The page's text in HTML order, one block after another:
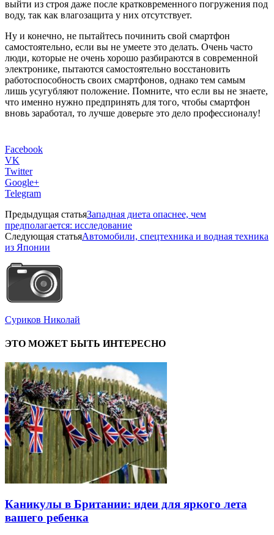
выйти из строя даже после кратковременного погружения под
воду, так как влагозащита у них отсутствует.
Ну и конечно, не пытайтесь починить свой смартфон
самостоятельно, если вы не умеете это делать. Очень часто
люди, которые не очень хорошо разбираются в современной
электронике, пытаются самостоятельно восстановить
работоспособность своих смартфонов, однако тем самым
лишь усугубляют положение. Помните, что если вы не знаете,
что именно нужно предпринять для того, чтобы смартфон
вновь заработал, то лучше доверьте это дело профессионалу!
Facebook
VK
Twitter
Google+
Telegram
Предыдущая статьяЗападная диета опаснее, чем
предполагается: исследование
Следующая статьяАвтомобили, спецтехника и водная техника
из Японии
Суриков Николай
ЭТО МОЖЕТ БЫТЬ ИНТЕРЕСНО
Каникулы в Британии: идеи для яркого лета
вашего ребенка